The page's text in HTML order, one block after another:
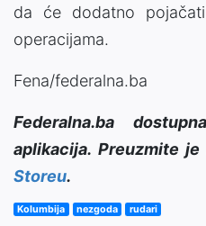
da će dodatno
operacijama.
Fena/federalna.ba
Federalna.ba
aplikacija. Preuzmite je
Storeu.
Kolumbija nezgoda rudari